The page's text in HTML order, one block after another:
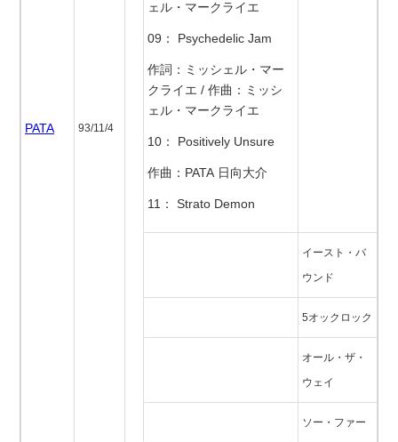
PATA 93/11/4
ェル・マークライエ
09： Psychedelic Jam
作詞：ミッシェル・マー
クライエ / 作曲：ミッシ
ェル・マークライエ
10： Positively Unsure
作曲：PATA 日向大介
11： Strato Demon
イースト・バ
ウンド
5オックロック
オール・ザ・
ウェイ
ソー・ファー